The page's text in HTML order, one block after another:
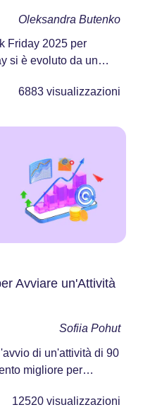
Oleksandra Butenko
Friday 2025 per
si è evoluto da un
6883 visualizzazioni
Avviare un'Attività
Sofiia Pohut
di un'attività di 90
migliore per
12520 visualizzazioni